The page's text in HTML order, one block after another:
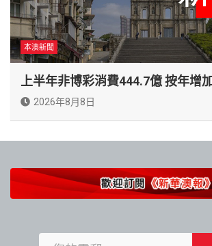
本澳新聞
上半年非博彩消費444.7億 按年增
2026年8月8日